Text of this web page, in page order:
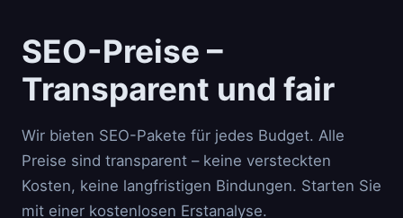
SEO-Preise –
Transparent und fair
Wir bieten SEO-Pakete für jedes Budget. Alle
Preise sind transparent – keine versteckten
Kosten, keine langfristigen Bindungen. Starten Sie
mit einer kostenlosen Erstanalyse.